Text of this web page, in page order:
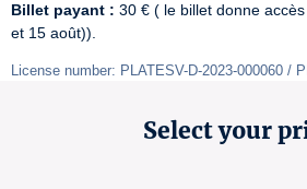
Billet payant : 30 € ( le billet donne
et 15 août)).
License number: PLATESV-D-2023-000060 /
Select your